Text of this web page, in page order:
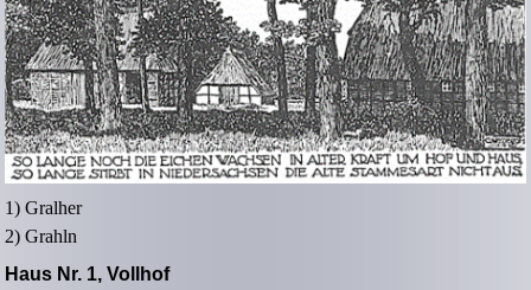
1) Gralher
2) Grahln
Haus Nr. 1, Vollhof